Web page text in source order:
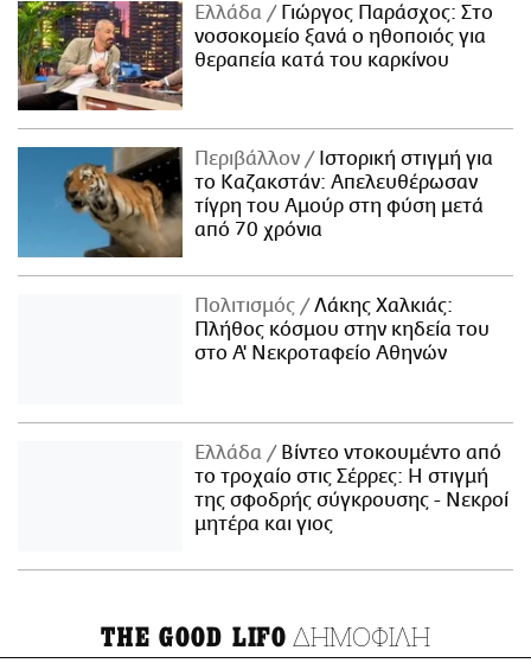
Ελλάδα
Γιώργος Παράσχος: Στο
νοσοκομείο ξανά ο ηθοποιός για
θεραπεία κατά του καρκίνου
Περιβάλλον
Ιστορική στιγμή για
το Καζακστάν: Απελευθέρωσαν
τίγρη του Αμούρ στη φύση μετά
από 70 χρόνια
Πολιτισμός
Λάκης Χαλκιάς:
Πλήθος κόσμου στην κηδεία του
στο Α' Νεκροταφείο Αθηνών
Ελλάδα
Βίντεο ντοκουμέντο από
το τροχαίο στις Σέρρες: Η στιγμή
της σφοδρής σύγκρουσης - Νεκροί
μητέρα και γιος
THE GOOD LIFO ΔΗΜΟΦΙΛΗ